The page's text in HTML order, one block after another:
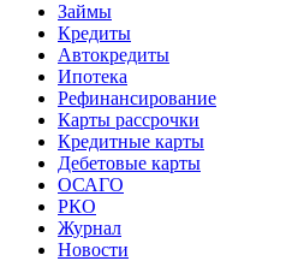
Займы
Кредиты
Автокредиты
Ипотека
Рефинансирование
Карты рассрочки
Кредитные карты
Дебетовые карты
ОСАГО
РКО
Журнал
Новости